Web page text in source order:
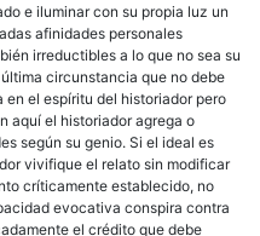
e iluminar con su propia luz un
afinidades personales
irreductibles a lo que no sea su
circunstancia que no debe
en el espíritu del historiador pero
aquí el historiador agrega o
según su genio. Si el ideal es
vivifique el relato sin modificar
críticamente establecido, no
evocativa conspira contra
el crédito que debe